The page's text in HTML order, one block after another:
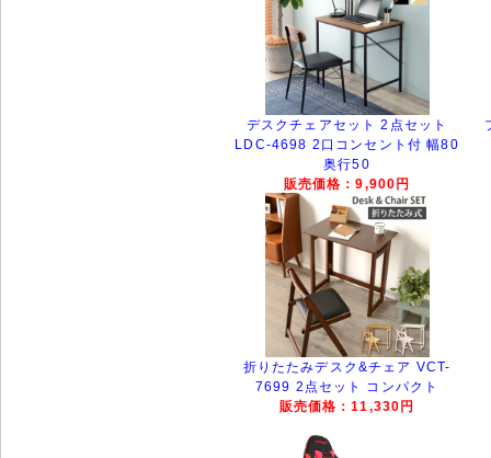
デスクチェアセット 2点セット
LDC-4698 2口コンセント付 幅80
奥行50
販売価格：9,900円
折りたたみデスク&チェア VCT-
7699 2点セット コンパクト
販売価格：11,330円